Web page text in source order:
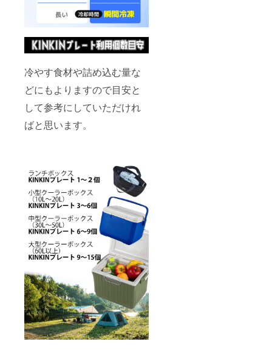
冷やす食材や詰め込む量な
どにもよりますので目安と
して参考にしていただけれ
ばと思います。